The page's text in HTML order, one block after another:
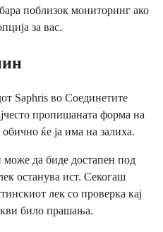
поблизок мониторинг ако
за вас.
Saphris во Соединетите
пропишаната форма на
ќе ја има на залиха.
може да биде достапен под
останува ист. Секогаш
лек со проверка кај
било прашања.